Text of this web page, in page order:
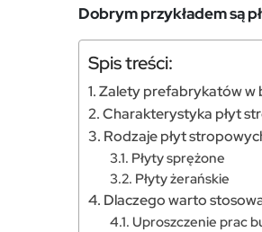
Dobrym przykładem są
Spis treści:
Zalety prefabrykatów w
Charakterystyka płyt
Rodzaje płyt
Płyty sprężone
Płyty żerańskie
Dlaczego warto
Uproszczenie prac